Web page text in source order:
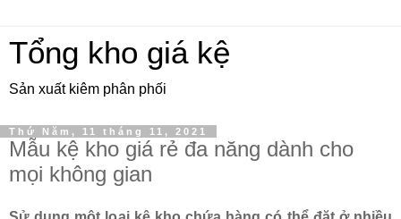
Tổng kho giá kệ
Sản xuất kiêm phân phối
Thứ Năm, 11 tháng 11, 2021
Mẫu kệ kho giá rẻ đa năng dành cho
mọi không gian